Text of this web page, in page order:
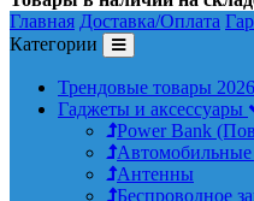
Главная Доставка/Оплата
Категории
Трендовые товары 2026
Гаджеты и аксессуары
Power Bank
Автомобильные
Антенны
Беспроводное